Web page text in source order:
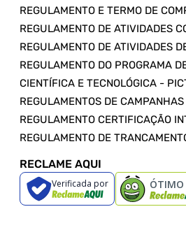
REGULAMENTO E TERMO DE
REGULAMENTO DE ATIVIDADES
REGULAMENTO DE ATIVIDADES
REGULAMENTO DO PROGRAMA
CIENTÍFICA E TECNOLÓGICA -
REGULAMENTOS DE
REGULAMENTO CERTIFICAÇÃO
REGULAMENTO DE
RECLAME AQUI
Verificada por ÓTIMO